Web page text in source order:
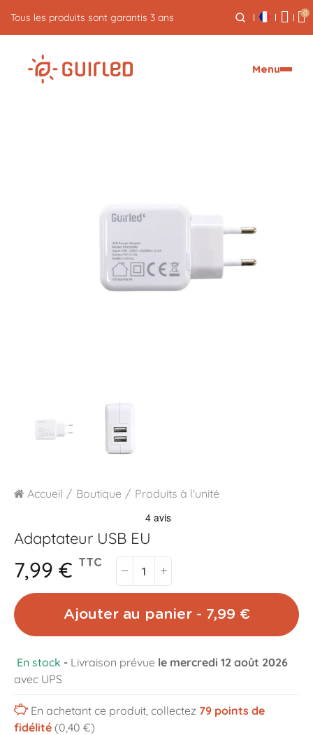
5% de cash back sur vos commandes 0
Menu
Accueil Boutique Produits à l'unité
Adaptateur USB EU
7,99 € TTC
Ajouter au panier - 7,99 €
En stock - Livraison prévue le mercredi 12 août 2026
avec UPS
En achetant ce produit, collectez 79points de
fidélité (0,40 €)